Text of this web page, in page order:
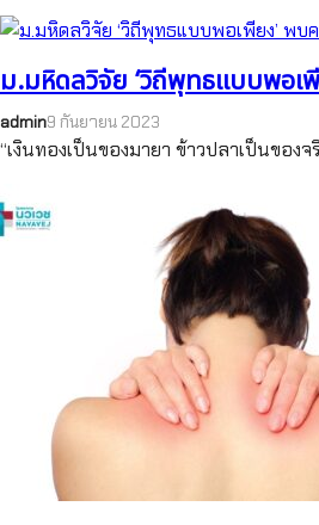
ม.มหิดลวิจัย ‘วิถีพุทธแบบพอ
admin9 กันยายน 2023
“เงินทองเป็นของมายา ข้าวปลาเป็นของ